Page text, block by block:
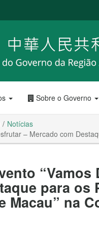
Sobre o Governo
Notícias
– Mercado com
“Vamos
para os
Macau” na